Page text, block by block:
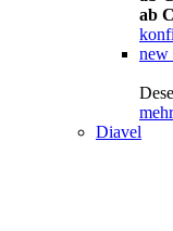
ab
new
Diavel